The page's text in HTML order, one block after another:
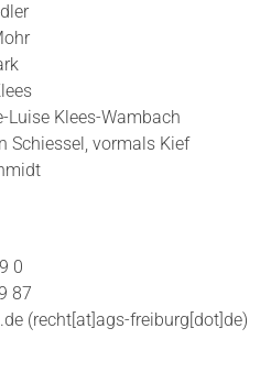
Luise Klees-Wambach
Schiessel, vormals Kief
0
87
(recht[at]ags-freiburg[dot]de)